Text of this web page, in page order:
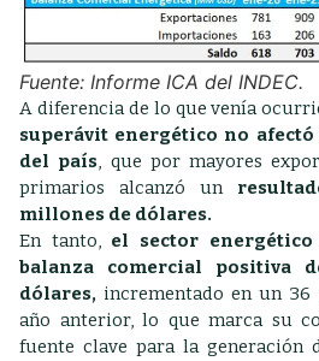
Fuente: Informe ICA del INDEC.
A diferencia de lo que venía
superávit energético no
del país, que por mayores
primarios alcanzó un
millones de dólares.
En tanto, el sector
balanza comercial positiva
dólares, incrementado en un
año anterior, lo que marca su
fuente clave para la generación